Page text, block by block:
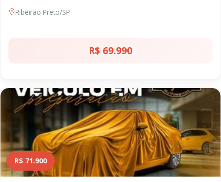
Ribeirão Preto/SP
R$ 69.990
R$ 71.900